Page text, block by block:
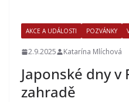
AKCE A UDÁLOSTI POZVÁNKY
2.9.2025 Katarína Mlíchová
Japonské dny
zahradě